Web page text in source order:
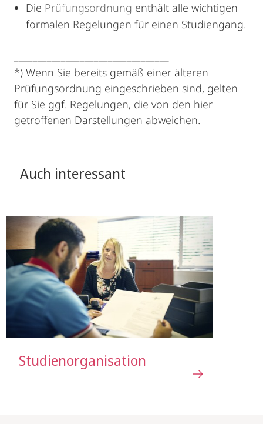
Die Prüfungsordnung enthält alle wichtigen
formalen Regelungen für einen Studiengang.
*) Wenn Sie bereits gemäß einer älteren
Prüfungsordnung eingeschrieben sind, gelten
für Sie ggf. Regelungen, die von den hier
getroffenen Darstellungen abweichen.
Auch interessant
Studienorganisation